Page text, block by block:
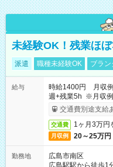
未経験OK！残業ほ
派遣 職種未経験OK ブラン
給与
時給1400円 月収
週+残業5h ※月収
受取りサービス利
交通費別途支給
交通費 1ヶ月3万円
月収例 20～25万円
勤務地
広島市南区
広島駅駅から徒歩1